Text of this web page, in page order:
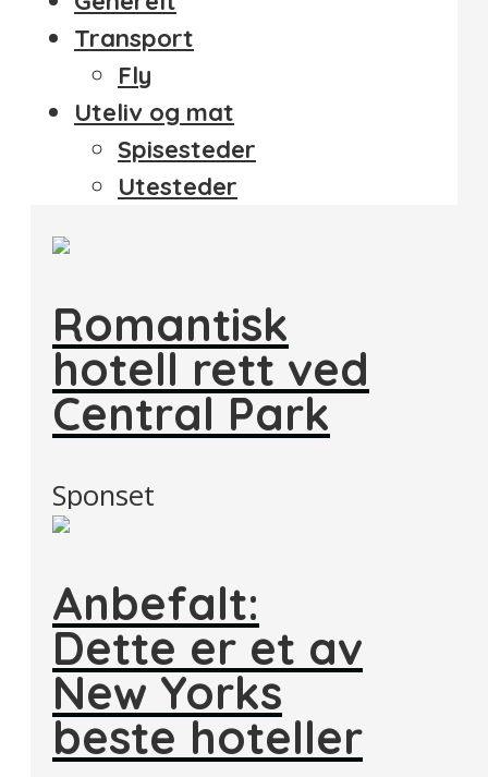
Transport
Fly
Uteliv og mat
Spisesteder
Utesteder
Romantisk
hotell rett ved
Central Park
Sponset
Anbefalt:
Dette er et av
New Yorks
beste hoteller